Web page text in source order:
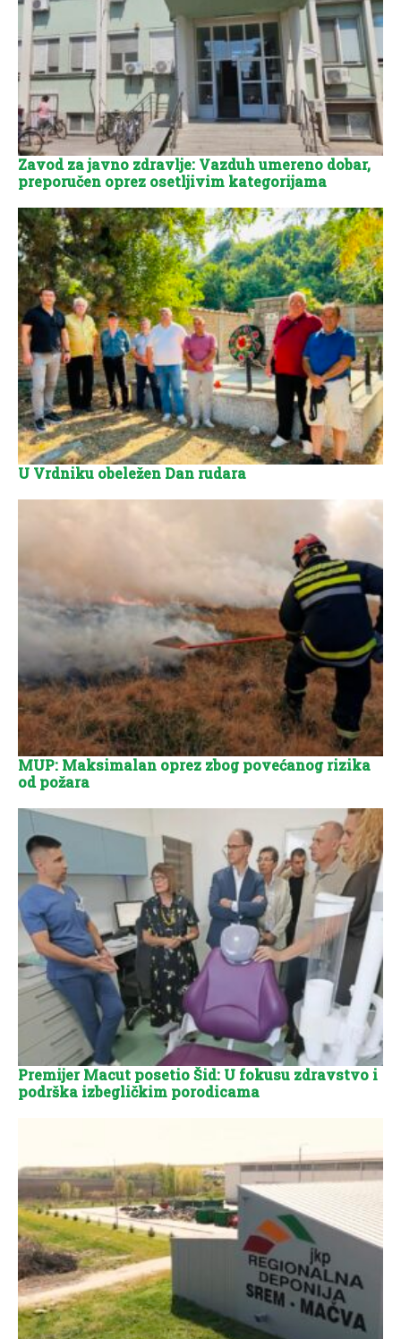
Zavod za javno zdravlje: Vazduh umereno dobar,
preporučen oprez osetljivim kategorijama
U Vrdniku obeležen Dan rudara
MUP: Maksimalan oprez zbog povećanog rizika
od požara
Premijer Macut posetio Šid: U fokusu zdravstvo i
podrška izbegličkim porodicama